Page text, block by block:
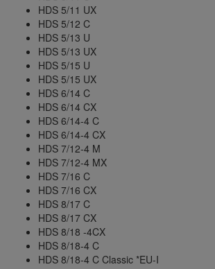
HDS 5/11 UX
HDS 5/12 C
HDS 5/13 U
HDS 5/13 UX
HDS 5/15 U
HDS 5/15 UX
HDS 6/14 C
HDS 6/14 CX
HDS 6/14-4 C
HDS 6/14-4 CX
HDS 7/12-4 M
HDS 7/12-4 MX
HDS 7/16 C
HDS 7/16 CX
HDS 8/17 C
HDS 8/17 CX
HDS 8/18 -4CX
HDS 8/18-4 C
HDS 8/18-4 C Classic *EU-I